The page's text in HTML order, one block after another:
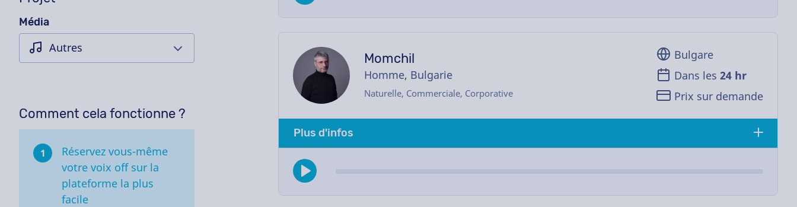
Média
Comment cela fonctionne ?
1
Réservez vous-même
votre voix off sur la
plateforme la plus
facile
Momchil
Homme, Bulgarie
Naturelle, Commerciale, Corporative
Bulgare
Dans les 24 hr
Prix sur demande
Plus d'infos